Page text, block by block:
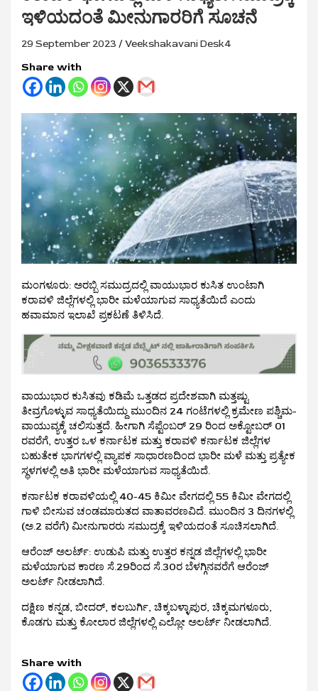
ಇಳಿಯದಂತೆ ಮೀನುಗಾರರಿಗೆ ಸೂಚನೆ
29 September 2023 Veekshakavani Desk4
Share with
ಮಂಗಳೂರು: ಅರಬ್ಬಿ ಸಮುದ್ರದಲ್ಲಿ ವಾಯುಭಾರ ಕುಸಿತ ಉಂಟಾಗಿ
ಕರಾವಳಿ ಜಿಲ್ಲೆಗಳಲ್ಲಿ ಭಾರೀ ಮಳೆಯಾಗುವ ಸಾಧ್ಯತೆಯಿದೆ ಎಂದು
ಹವಾಮಾನ ಇಲಾಖೆ ಪ್ರಕಟಣೆ ತಿಳಿಸಿದೆ.
ವಾಯುಭಾರ ಕುಸಿತವು ಕಡಿಮೆ ಒತ್ತಡದ ಪ್ರದೇಶವಾಗಿ ಮತ್ತಷ್ಟು
ತೀವ್ರಗೊಳ್ಳುವ ಸಾಧ್ಯತೆಯಿದ್ದು ಮುಂದಿನ 24 ಗಂಟೆಗಳಲ್ಲಿ ಕ್ರಮೇಣ ಪಶ್ಚಿಮ-
ವಾಯುವ್ಯಕ್ಕೆ ಚಲಿಸುತ್ತದೆ. ಹೀಗಾಗಿ ಸೆಪ್ಟೆಂಬರ್ 29 ರಿಂದ ಅಕ್ಟೋಬರ್ 01
ರವರೆಗೆ, ಉತ್ತರ ಒಳ ಕರ್ನಾಟಕ ಮತ್ತು ಕರಾವಳಿ ಕರ್ನಾಟಕ ಜಿಲ್ಲೆಗಳ
ಬಹುತೇಕ ಭಾಗಗಳಲ್ಲಿ ವ್ಯಾಪಕ ಸಾಧಾರಣದಿಂದ ಭಾರೀ ಮಳೆ ಮತ್ತು ಪ್ರತ್ಯೇಕ
ಸ್ಥಳಗಳಲ್ಲಿ ಅತಿ ಭಾರೀ ಮಳೆಯಾಗುವ ಸಾಧ್ಯತೆಯಿದೆ.
ಕರ್ನಾಟಕ ಕರಾವಳಿಯಲ್ಲಿ 40-45 ಕಿಮೀ ವೇಗದಲ್ಲಿ 55 ಕಿಮೀ ವೇಗದಲ್ಲಿ
ಗಾಳಿ ಬೀಸುವ ಚಂಡಮಾರುತದ ವಾತಾವರಣವಿದೆ. ಮುಂದಿನ 3 ದಿನಗಳಲ್ಲಿ
(ಅ.2 ವರೆಗೆ) ಮೀನುಗಾರರು ಸಮುದ್ರಕ್ಕೆ ಇಳಿಯದಂತೆ ಸೂಚಿಸಲಾಗಿದೆ.
ಆರೆಂಜ್ ಅಲರ್ಟ್: ಉಡುಪಿ ಮತ್ತು ಉತ್ತರ ಕನ್ನಡ ಜಿಲ್ಲೆಗಳಲ್ಲಿ ಭಾರೀ
ಮಳೆಯಾಗುವ ಕಾರಣ ಸೆ.29ರಿಂದ ಸೆ.30ರ ಬೆಳಗ್ಗಿನವರೆಗೆ ಆರೆಂಜ್
ಅಲರ್ಟ್ ನೀಡಲಾಗಿದೆ.
ದಕ್ಷಿಣ ಕನ್ನಡ, ಬೀದರ್, ಕಲಬುರ್ಗಿ, ಚಿಕ್ಕಬಳ್ಳಾಪುರ, ಚಿಕ್ಕಮಗಳೂರು,
ಕೊಡಗು ಮತ್ತು ಕೋಲಾರ ಜಿಲ್ಲೆಗಳಲ್ಲಿ ಎಲ್ಲೋ ಅಲರ್ಟ್ ನೀಡಲಾಗಿದೆ.
Share with